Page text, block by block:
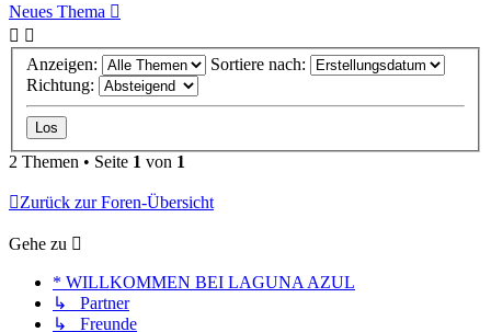
Neues Thema
Anzeigen:
Sortiere nach:
Richtung:
2 Themen • Seite 1 von 1
Zurück zur Foren-Übersicht
Gehe zu
* WILLKOMMEN BEI LAGUNA AZUL
↳ Partner
↳ Freunde